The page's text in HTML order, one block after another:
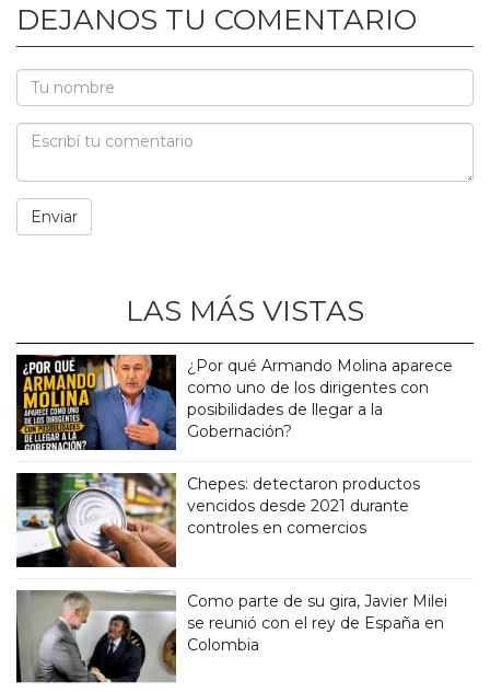
DEJANOS TU COMENTARIO
LAS MÁS VISTAS
¿Por qué Armando Molina aparece
como uno de los dirigentes con
posibilidades de llegar a la
Gobernación?
Chepes: detectaron productos
vencidos desde 2021 durante
controles en comercios
Como parte de su gira, Javier Milei
se reunió con el rey de España en
Colombia